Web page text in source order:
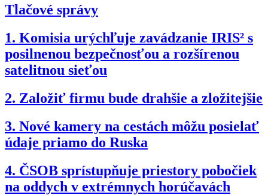
Tlačové správy
1. Komisia urýchľuje zavádzanie IRIS² s
posilnenou bezpečnosťou a rozšírenou
satelitnou sieťou
2. Založiť firmu bude drahšie a zložitejšie
3. Nové kamery na cestách môžu posielať
údaje priamo do Ruska
4. ČSOB sprístupňuje priestory pobočiek
na oddych v extrémnych horúčavách